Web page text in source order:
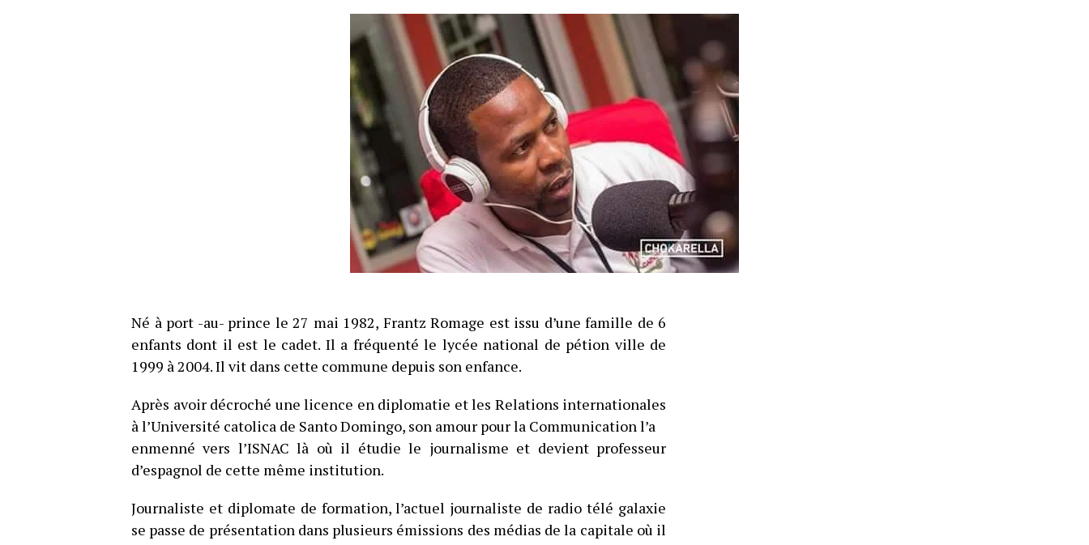
Né à port -au- prince le 27 mai 1982, Frantz Romage est issu d’une famille de 6
enfants dont il est le cadet. Il a fréquenté le lycée national de pétion ville de
1999 à 2004. Il vit dans cette commune depuis son enfance.
Après avoir décroché une licence en diplomatie et les Relations internationales
à l’Université catolica de Santo Domingo, son amour pour la Communication l’a
enmenné vers l’ISNAC là où il étudie le journalisme et devient professeur
d’espagnol de cette même institution.
Journaliste et diplomate de formation, l’actuel journaliste de radio télé galaxie
se passe de présentation dans plusieurs émissions des médias de la capitale où il